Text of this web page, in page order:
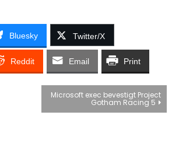
Bluesky Twitter/X
Reddit Email Print
Microsoft exec bevestigt Project
Gotham Racing 5